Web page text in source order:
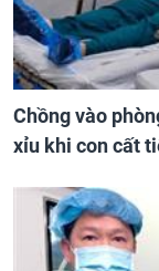
Chồng vào
xỉu khi con cất